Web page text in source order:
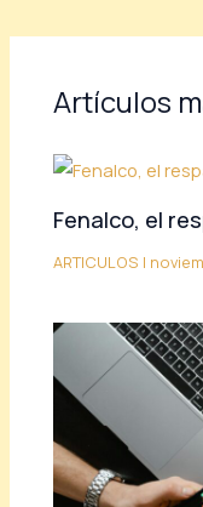
Artículos
Fenalco, el
ARTICULOS |